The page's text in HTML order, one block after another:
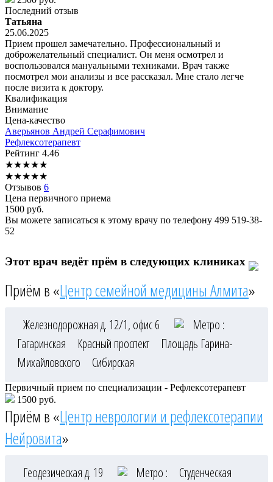
Последний отзыв
Татьяна
25.06.2025
Прием прошел замечательно. Профессиональный и
доброжелательный специалист. Он меня осмотрел и
воспользовался мануальными техниками. Врач также
посмотрел мои анализы и все рассказал. Мне стало легче
после визита к доктору.
Квалификация
Внимание
Цена-качество
Аверьянов Андрей Серафимович
Рефлексотерапевт
Рейтинг 4.46
★★★★★
★★★★★
Отзывов 6
Цена первичного приема
1500 руб.
Вы можете записаться к этому врачу по телефону 499 519-38-
52
Этот врач ведёт прём в следующих клиниках
Приём в «Центр семейной медицины Алмита»
Железнодорожная д. 12/1, офис 6
Метро :
Гагаринская
Красный проспект
Площадь Гарина-
Михайловского
Сибирская
Первичный прием по специализации - Рефлексотерапевт
1500 руб.
Приём в «Центр неврологии и рефлексотерапии
Нейровита»
Геодезическая д. 19 Метро : Студенческая